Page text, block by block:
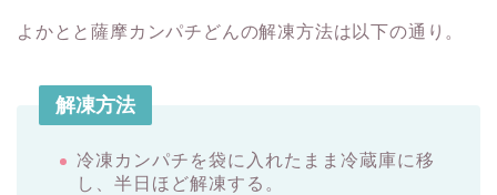
よかとと薩摩カンパチどんの解凍方法は以下の通り。
解凍方法
冷凍カンパチを袋に入れたまま冷蔵庫に移
し、半日ほど解凍する。